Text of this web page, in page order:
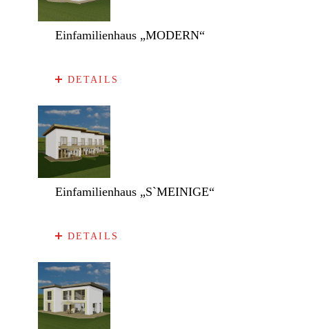
Einfamilienhaus „MODERN“
DETAILS
Einfamilienhaus „S`MEINIGE“
DETAILS